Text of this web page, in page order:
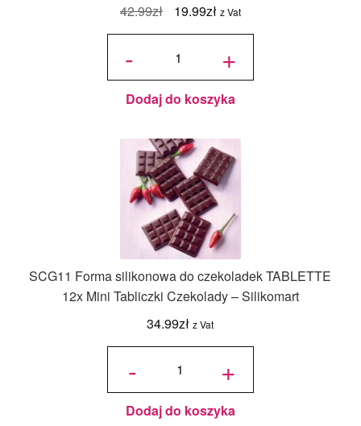
42.99zł
Pierwotna
cena
wynosiła:
19.99złAktualna
cena
19.99zł.
z Vat
-
ilość
do
Czekolady
Dubajskiej
–
Silikomart
Italy
+
Dodaj do koszyka
SCG11 Forma silikonowa do czekoladek TABLETTE
12x Mini Tabliczki Czekolady – Silikomart
34.99zł z Vat
-
ilość
silikonowa
do
czekoladek
TABLETTE
12x Mini
Czekolady
- Silikomart
+
Dodaj do koszyka